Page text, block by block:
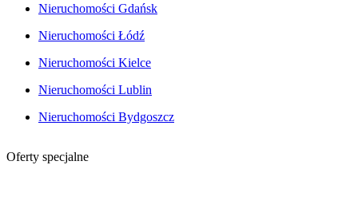
Nieruchomości Gdańsk
Nieruchomości Łódź
Nieruchomości Kielce
Nieruchomości Lublin
Nieruchomości Bydgoszcz
Oferty specjalne